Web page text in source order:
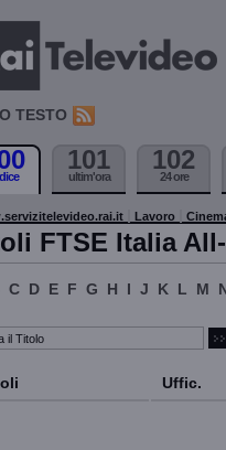
TESTO
101
ultim'ora
102
24 ore
Lavoro
FTSE Italia
C D E F G H I J K L M
Uffic.